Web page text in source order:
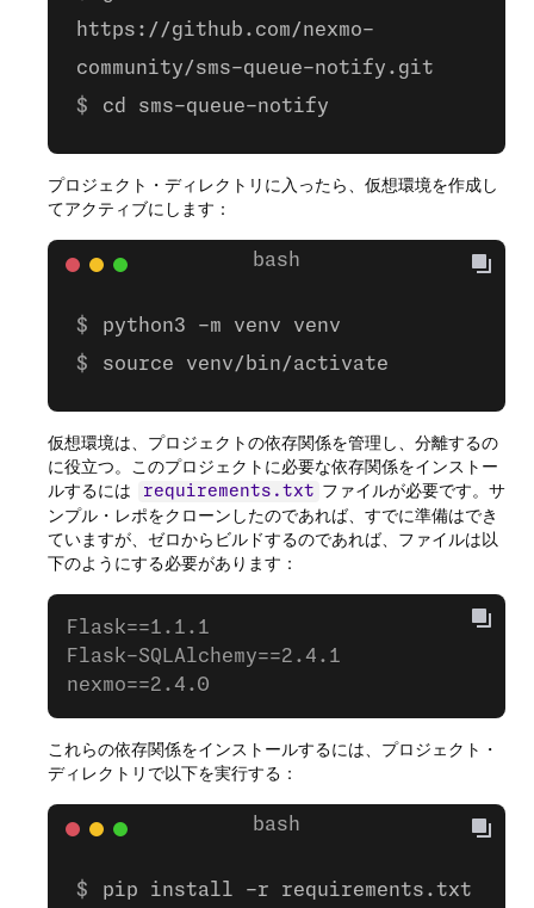
https://github.com/nexmo-
community/sms-queue-notify.git
cd sms-queue-notify
プロジェクト・ディレクトリに入ったら、仮想環境を作成し
てアクティブにします：
python3 -m venv venv
source venv/bin/activate
仮想環境は、プロジェクトの依存関係を管理し、分離するの
に役立つ。このプロジェクトに必要な依存関係をインストー
ルするには
requirements.txt ファイルが必要です。サ
ンプル・レポをクローンしたのであれば、すでに準備はでき
ていますが、ゼロからビルドするのであれば、ファイルは以
下のようにする必要があります：
Flask==1.1.1
Flask-SQLAlchemy==2.4.1
nexmo==2.4.0
これらの依存関係をインストールするには、プロジェクト・
ディレクトリで以下を実行する：
pip install -r requirements.txt